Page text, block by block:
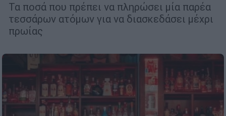
Τα ποσά που πρέπει να πληρώσει μία παρέα
τεσσάρων ατόμων για να διασκεδάσει μέχρι
πρωίας